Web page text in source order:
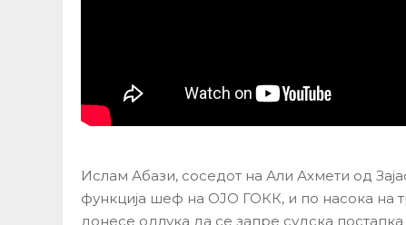
Ислам Абази, соседот на Али Ахмети од
функција шеф на ОЈО ГОКК, и по насока на
донесе одлука да се запре судска